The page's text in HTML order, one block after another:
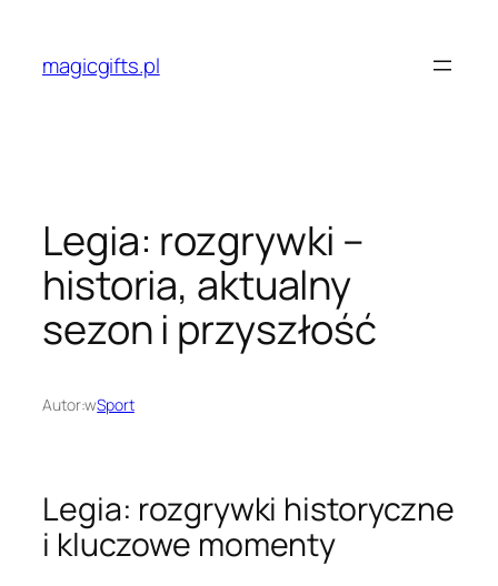
treścimagicgifts.pl
Legia: rozgrywki –
historia, aktualny
sezon i przyszłość
Autor:wSport
Legia: rozgrywki historyczne
i kluczowe momenty